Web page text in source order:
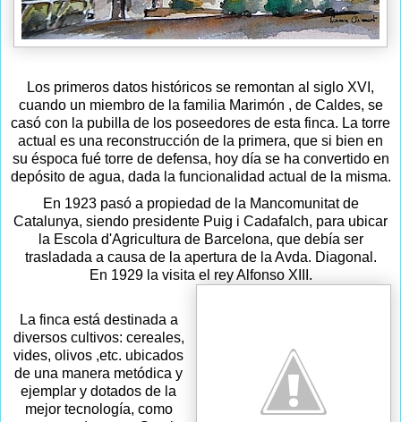
Los primeros datos históricos se remontan al siglo XVI,
cuando un miembro de la familia Marimón , de Caldes, se
casó con la pubilla de los poseedores de esta finca. La torre
actual es una reconstrucción de la primera, que si bien en
su éspoca fué torre de defensa, hoy día se ha convertido en
depósito de agua, dada la funcionalidad actual de la misma.
En 1923 pasó a propiedad de la Mancomunitat de
Catalunya, siendo presidente Puig i Cadafalch, para ubicar
la Escola d'Agricultura de Barcelona, que debía ser
trasladada a causa de la apertura de la Avda. Diagonal.
En 1929 la visita el rey Alfonso XIII.
La finca está destinada a
diversos cultivos: cereales,
vides, olivos ,etc. ubicados
de una manera metódica y
ejemplar y dotados de la
mejor tecnología, como